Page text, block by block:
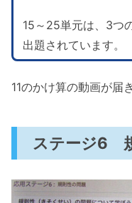
15～25単元は、3つ
出題されています。
11のかけ算の動画が届
ステージ6